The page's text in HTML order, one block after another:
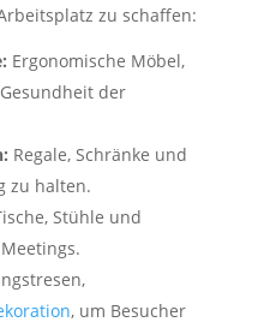
zu schaffen:
Ergonomische Möbel,
der
Regale, Schränke und
zu halten.
Stühle und
, um Besucher